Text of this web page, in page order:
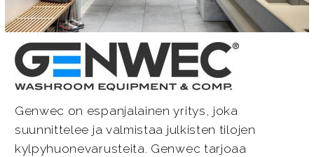
Genwec on espanjalainen yritys, joka
suunnittelee ja valmistaa julkisten tilojen
kylpyhuonevarusteita. Genwec tarjoaa